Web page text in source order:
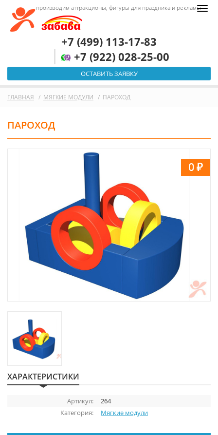
производим аттракционы, фигуры для праздника и рекламы
+7 (499) 113-17-83
+7 (922) 028-25-00
ОСТАВИТЬ ЗАЯВКУ
ГЛАВНАЯ МЯГКИЕ МОДУЛИ ПАРОХОД
ПАРОХОД
0₽
ХАРАКТЕРИСТИКИ
Артикул:
264
Категория:
Мягкие модули